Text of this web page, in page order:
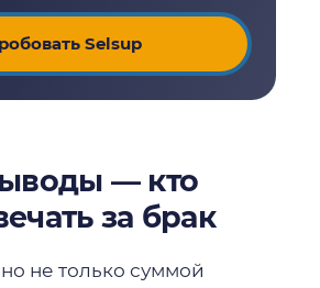
Selsup
— кто
за брак
не только суммой